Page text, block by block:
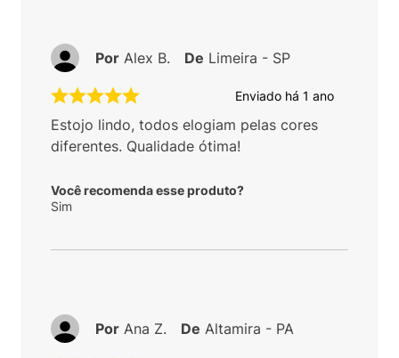
Enviado há 1 ano
Estojo lindo, todos elogiam pelas cores
diferentes. Qualidade ótima!
Você recomenda esse produto?
Sim
Por Alex B. De Limeira - SP
Por Ana Z. De Altamira - PA